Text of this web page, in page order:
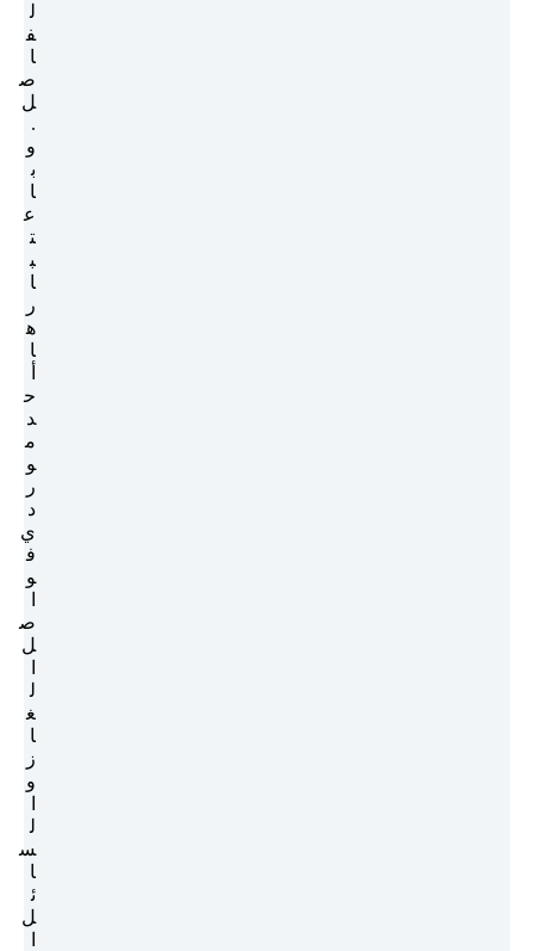
ل
ف
ا
ص
ل
.
و
ب
ا
ع
ت
ب
ا
ر
ه
ا
ح
د
م
و
ر
د
ي
ف
و
ص
ل
ل
غ
ا
ز
و
ل
س
ا
ئ
ل